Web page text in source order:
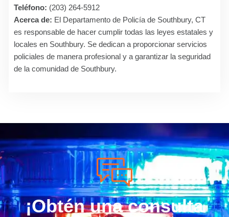
Teléfono: (203) 264-5912
Acerca de: El Departamento de Policía de Southbury, CT
es responsable de hacer cumplir todas las leyes estatales y
locales en Southbury. Se dedican a proporcionar servicios
policiales de manera profesional y a garantizar la seguridad
de la comunidad de Southbury.
¡Obtén una consulta